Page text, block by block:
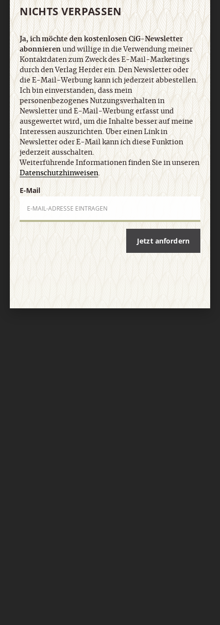
AGB und Widerrufsbelehrung Datenschutz
Barrierefreiheit
Impressum
Vertrag widerrufen Abo online kündigen
Nach oben
NICHTS VERPASSEN
Ja, ich möchte den kostenlosen CiG-Newsletter
abonnierenund willige in die Verwendung meiner
Kontaktdaten zum Zweck des E-Mail-Marketings
durch den Verlag Herder ein. Den Newsletter oder
die E-Mail-Werbung kann ich jederzeit abbestellen.
Ich bin einverstanden, dass mein
personenbezogenes Nutzungsverhalten in
Newsletter und E-Mail-Werbung erfasst und
ausgewertet wird, um die Inhalte besser auf meine
Interessen auszurichten. Über einen Link in
Newsletter oder E-Mail kann ich diese Funktion
jederzeit ausschalten.
Weiterführende Informationen finden Sie in unseren
Datenschutzhinweisen.
E-Mail
Jetzt anfordern